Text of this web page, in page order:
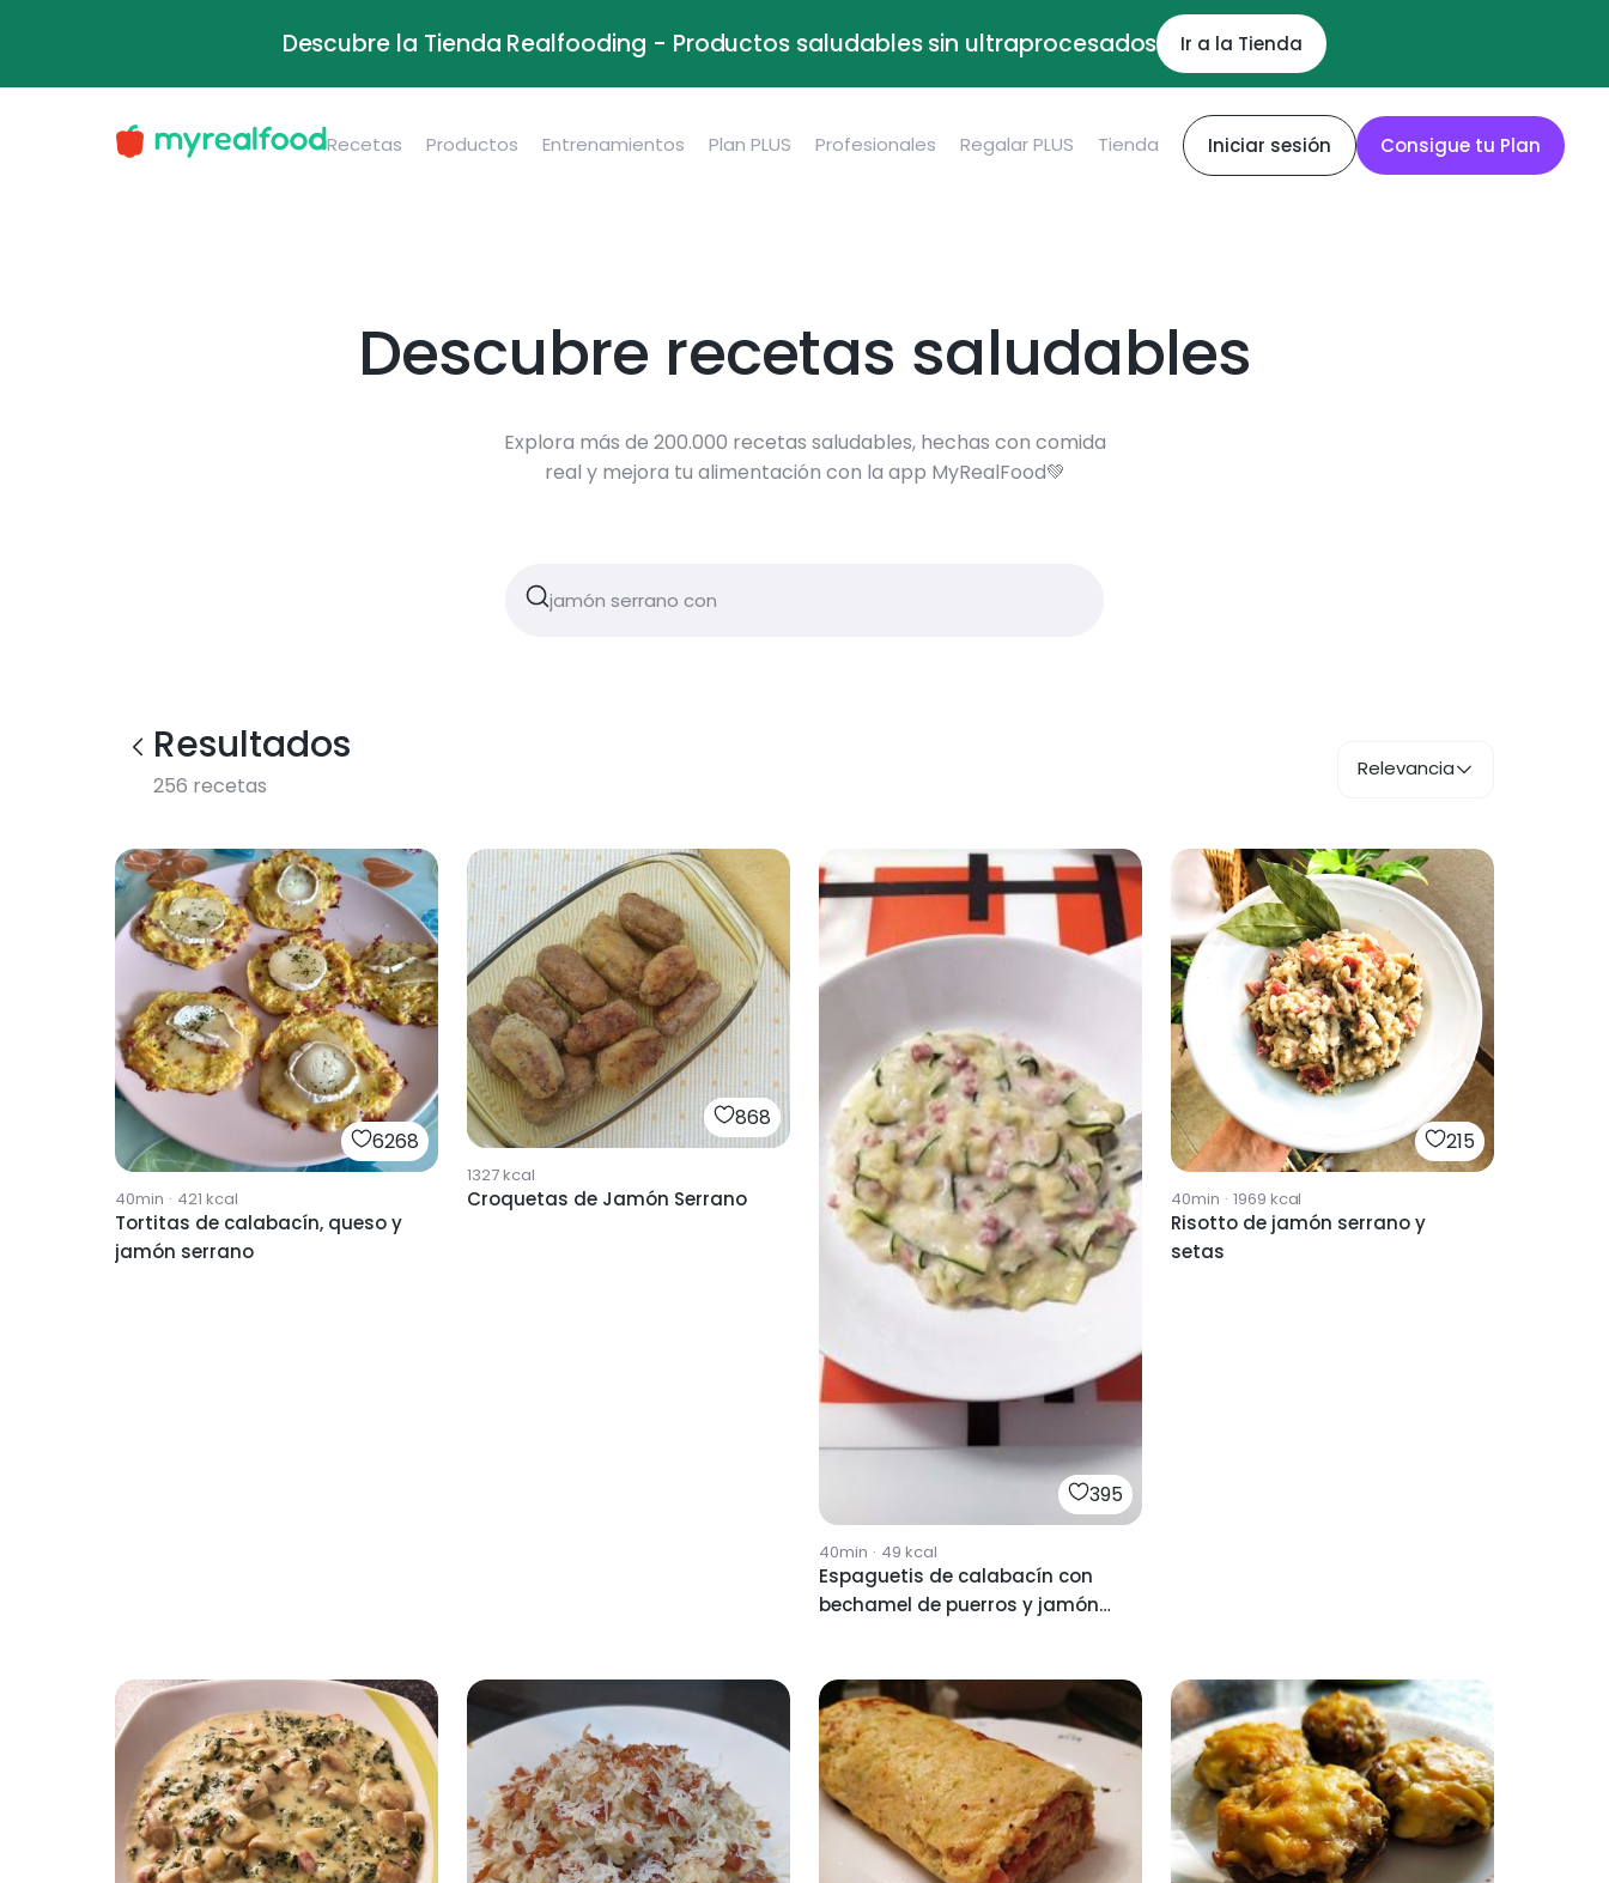
Descubre la Tienda Realfooding - Productos saludables sin ultraprocesados Ir a la Tienda
Recetas Productos Entrenamientos Plan PLUS Profesionales Regalar PLUS Tienda Iniciar sesión Consigue tu Plan
Descubre recetas saludables
Explora más de 200.000 recetas saludables, hechas con comida
real y mejora tu alimentación con la app MyRealFood💚
Resultados
256 recetas
Relevancia
6268
40min · 421 kcal
Tortitas de calabacín, queso y
jamón serrano
868
1327kcal
Croquetas de Jamón Serrano
395
40min · 49 kcal
Espaguetis de calabacín con
bechamel de puerros y jamón
215
40min · 1969 kcal
Risotto de jamón serrano y
setas